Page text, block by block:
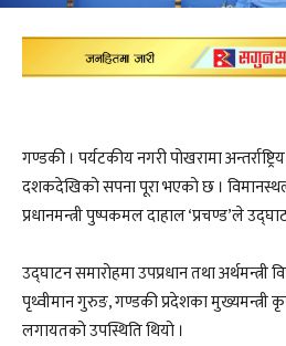
गण्डकी । पर्यटकीय नगरी पोखरामा
दशकदेखिको सपना पूरा भएको छ ।
प्रधानमन्त्री पुष्पकमल दाहाल ‘प्रचण्ड’ले
उद्घाटन समारोहमा उपप्रधान तथा अर्थमन्त्री
पृथ्वीमान गुरुङ, गण्डकी प्रदेशका मुख्यमन्त्री
लगायतको उपस्थिति थियो ।